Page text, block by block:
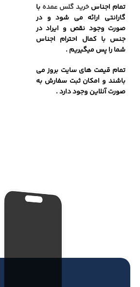
تمام اجناسخرید گلس عمده با
گارانتی ارائه می شود و در
صورت وجود نقص و ایراد در
جنس با کمال احترام اجناس
شما را پس میگیریم .
تمام قیمت های سایت بروز می
باشند و امکان ثبت سفارش به
صورت آنلاین وجود دارد .